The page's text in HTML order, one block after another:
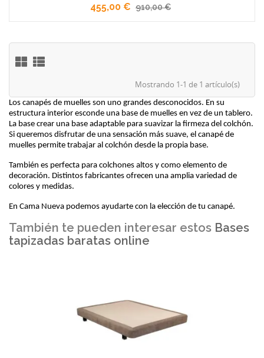
455,00 € 910,00 €
Mostrando 1-1 de 1 artículo(s)
Los canapés de muelles son uno grandes desconocidos. En su
estructura interior esconde una base de muelles en vez de un tablero.
La base crear una base adaptable para suavizar la firmeza del colchón.
Si queremos disfrutar de una sensación más suave, el canapé de
muelles permite trabajar al colchón desde la propia base.
También es perfecta para colchones altos y como elemento de
decoración. Distintos fabricantes ofrecen una amplia variedad de
colores y medidas.
En Cama Nueva podemos ayudarte con la elección de tu canapé.
También te pueden interesar estos Bases
tapizadas baratas online